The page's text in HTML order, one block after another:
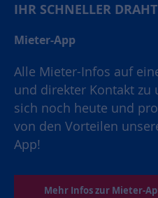
IHR SCHNELLER
Mieter-App
Alle Mieter-Infos auf
und direkter Kontakt zu
sich noch heute und
von den Vorteilen
App!
Mehr Infos zur Mieter-